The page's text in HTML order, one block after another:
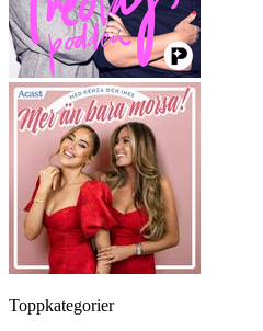
Toppkategorier